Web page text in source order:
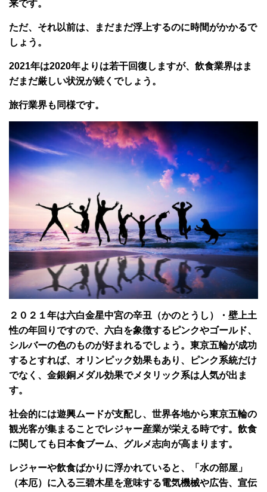
来です。
ただ、それ以前は、まだまだ浮上するのに時間がかかるで
しょう。
2021年は2020年よりは若干回復しますが、飲食業界はま
だまだ厳しい状況が続くでしょう。
旅行業界も同様です。
２０２１年は六白金星中宮の辛丑（かのとうし）・壁上土
性の年回りですので、六白を象徴するピンクやゴールド、
シルバーの色のものが好まれるでしょう。東京五輪が成功
するとすれば、オリンピック効果もあり、ピンク系統だけ
でなく、金銀銅メダル効果でメタリック系は人気が出ま
す。
社会的には遊興ムードが支配し、世界各地から東京五輪の
観光客が集まることでレジャー産業が栄える時です。飲食
に関しても日本食ブーム、グルメ志向が高まります。
レジャーや飲食ばかりに浮かれていると、「水の部屋」
（本厄）に入る三碧木星を意味する電気機械や広告、宣伝